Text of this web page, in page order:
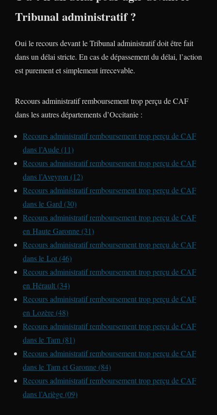
Tribunal administratif ?
Oui le recours devant le Tribunal administratif doit être fait
dans un délai stricte. En cas de dépassement du délai, l’action
est purement et simplement irrecevable.
Recours administratif remboursement trop perçu de CAF
dans les autres départements d’Occitanie :
Recours administratif remboursement trop perçu de CAF
dans l’Aude (11)
Recours administratif remboursement trop perçu de CAF
dans l’Aveyron (12)
Recours administratif remboursement trop perçu de CAF
dans le Gard (30)
Recours administratif remboursement trop perçu de CAF
en Haute Garonne (31)
Recours administratif remboursement trop perçu de CAF
dans le Lot (46)
Recours administratif remboursement trop perçu de CAF
en Hérault (34)
Recours administratif remboursement trop perçu de CAF
en Lozère (48)
Recours administratif remboursement trop perçu de CAF
dans le Tarn (81)
Recours administratif remboursement trop perçu de CAF
dans le Tarn et Garonne (84)
Recours administratif remboursement trop perçu de CAF
dans l’Ariège (09)